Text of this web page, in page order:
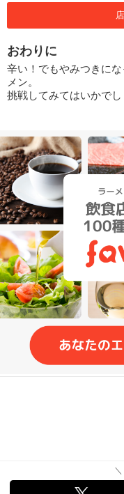
おわりに
辛い！でもやみつきに
メン。
挑戦してみてはいかでし